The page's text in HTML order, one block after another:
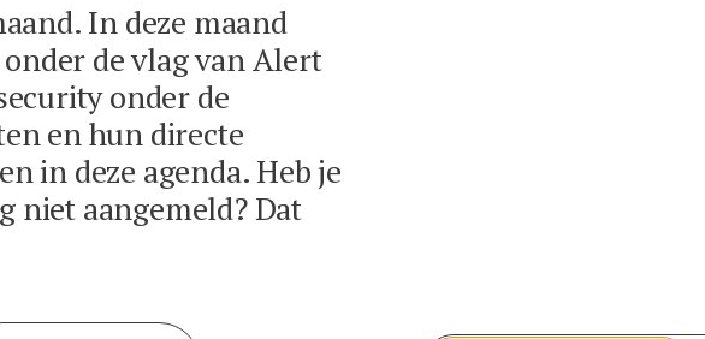
In deze maand
de vlag van Alert
onder de
en hun directe
in deze agenda. Heb je
niet aangemeld? Dat